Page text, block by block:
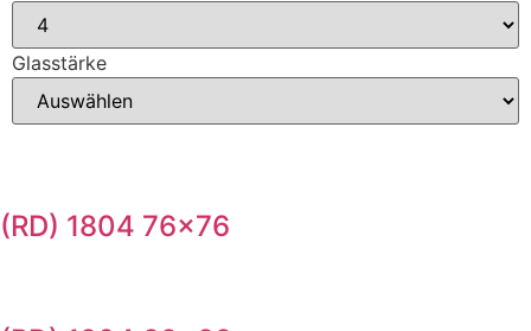
Glasstärke
(RD) 1804 76×76